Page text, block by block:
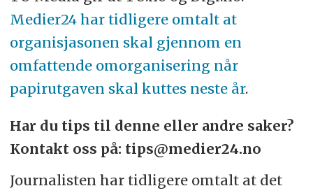
Medier24 har tidligere omtalt at
organisjasonen skal gjennom en
omfattende omorganisering når
papirutgaven skal kuttes neste år.
Har du tips til denne eller andre saker?
Kontakt oss på: tips@medier24.no
Journalisten har tidligere omtalt at det